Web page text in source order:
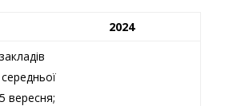
2024
вересня;